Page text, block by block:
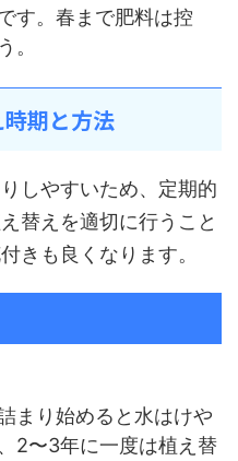
す。春まで肥料は控
。
期と方法
しやすいため、定期的
替えを適切に行うこと
きも良くなります。
まり始めると水はけや
2〜3年に一度は植え替